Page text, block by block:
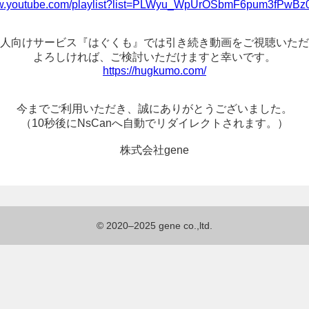
向けサービス『はぐくも』では引き続き動画をご視聴いた
よろしければ、
ご検討いただけますと幸いです。
https://hugkumo.com/
今までご利用いただき、 誠にありがとうございました。
（10秒後にNsCanへ自動でリダイレクトされます。）
株式会社gene
© 2020–2025 gene co.,ltd.